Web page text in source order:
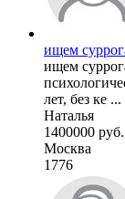
ищем
ищем
лет, без ке ...
Наталья
1400000 руб.
Москва
1776